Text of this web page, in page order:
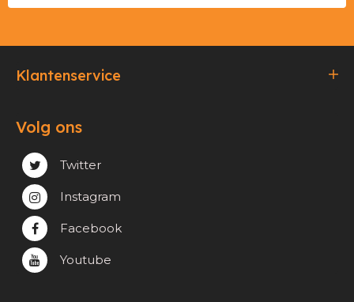
Klantenservice
Verzending & Afhaling
Privacy & cookie beleid
Volg ons
Twitter
Instagram
Facebook
Youtube